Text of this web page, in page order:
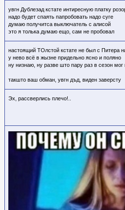
увгн Дублезад кстате интиресную платку
надо будет спаять папробовать надо суге
думаю получитса выключатель с алисой
это я толька думаю ещо, сам не пробовал
настоящий ТОлстой кстате не был с Питера
у нево всё в жызне придельно ясно и поляно
ну низнаю, ну разве што пару раз в сезон
такшто ваш обман, увгн дъд, виден заверсту
Эх, рассверлись плечо!..